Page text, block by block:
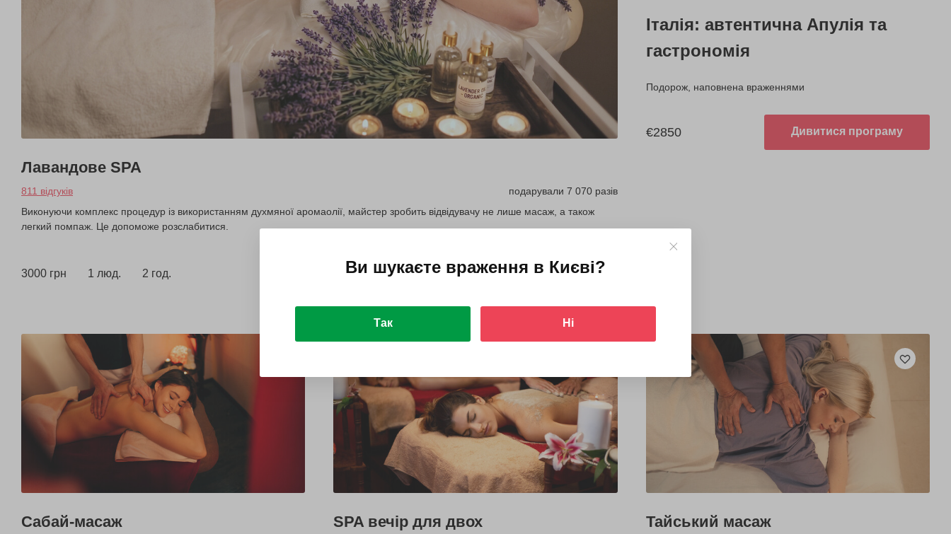
Лавандове SPA
811 відгуків
подарували 7 070 разів
Виконуючи комплекс процедур із використанням духмяної аромаолії, майстер зробить відвідувачу не лише масаж, а також
легкий помпаж. Це допоможе розслабитися.
3000 грн 1 люд. 2 год. Купити для себе Подарувати
Італія: автентична Апулія та
гастрономія
Подорож, наповнена враженнями
€2850 Дивитися програму
Сабай-масаж SPA вечір для двох Тайський масаж
Ви шукаєте враження в Києві?
Так Ні